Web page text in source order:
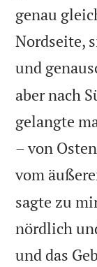
genau
Nordseite,
und
aber nach
gelangte
– von
vom
sagte zu
nördlich
und das